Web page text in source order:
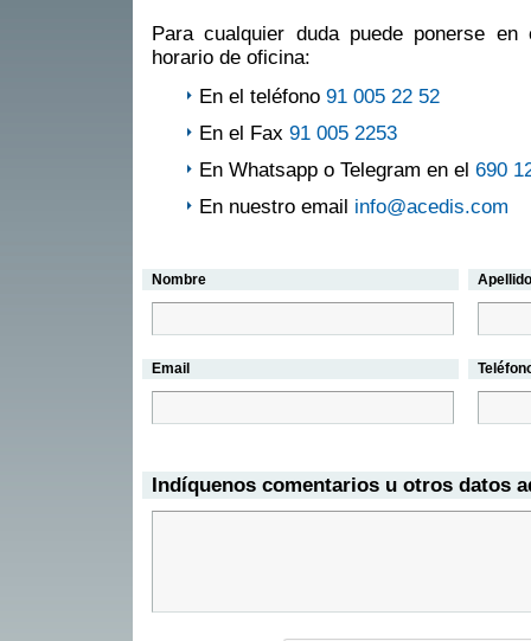
Para cualquier duda puede ponerse
horario de oficina:
En el teléfono 91 005 22 52
En el Fax 91 005 2253
En Whatsapp o Telegram en el 690
En nuestro email info@acedis.com
Nombre
Email
Indíquenos comentarios u otros datos